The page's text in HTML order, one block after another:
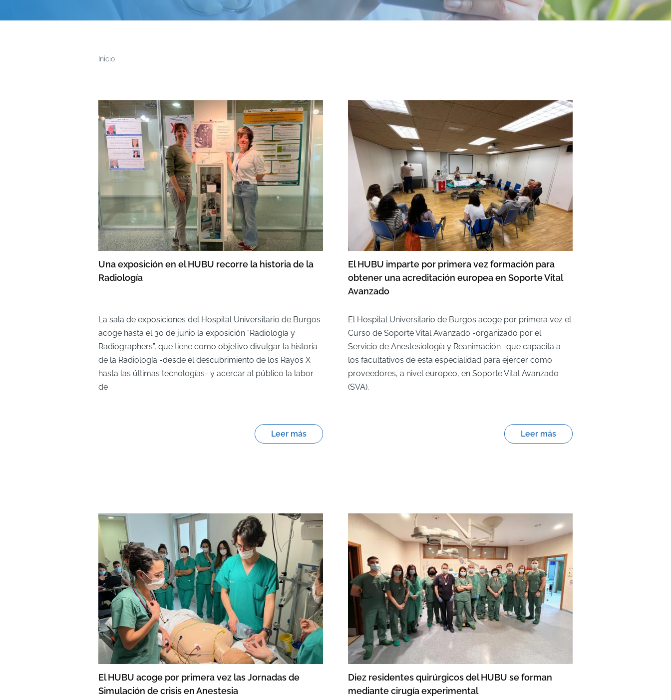
de
navegación
Inicio
Una exposición en el HUBU recorre la historia de la
Radiología
La sala de exposiciones del Hospital Universitario de Burgos
acoge hasta el 30 de junio la exposición “Radiología y
Radiographers”, que tiene como objetivo divulgar la historia
de la Radiología -desde el descubrimiento de los Rayos X
hasta las últimas tecnologías- y acercar al público la labor
de
Leer más
El HUBU imparte por primera vez formación para
obtener una acreditación europea en Soporte Vital
Avanzado
El Hospital Universitario de Burgos acoge por primera vez el
Curso de Soporte Vital Avanzado -organizado por el
Servicio de Anestesiología y Reanimación- que capacita a
los facultativos de esta especialidad para ejercer como
proveedores, a nivel europeo, en Soporte Vital Avanzado
(SVA).
Leer más
El HUBU acoge por primera vez las Jornadas de
Simulación de crisis en Anestesia
Diez residentes quirúrgicos del HUBU se forman
mediante cirugía experimental